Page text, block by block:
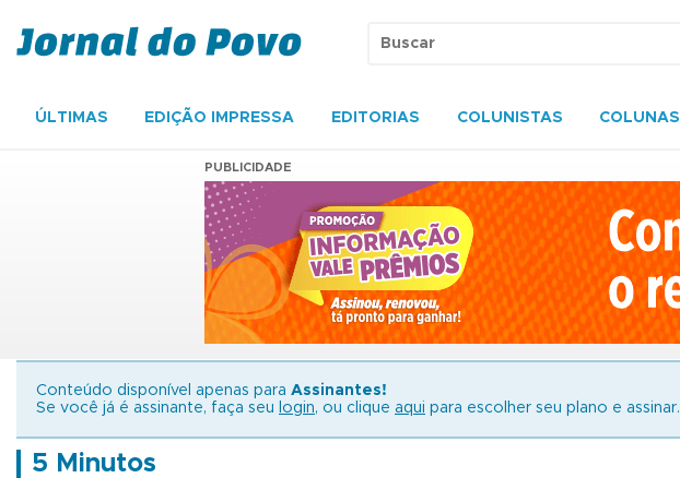
ÚLTIMAS EDIÇÃO IMPRESSA EDITORIAS COLUNISTAS COLUNAS
PUBLICIDADE
Conteúdo disponível apenas para Assinantes!
Se você já é assinante, faça seu
login, ou clique aqui para escolher seu plano e assinar.
5 Minutos